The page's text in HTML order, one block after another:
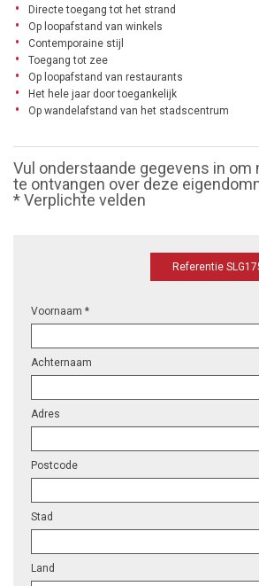
Directe toegang tot het strand
Op loopafstand van winkels
Contemporaine stijl
Toegang tot zee
Op loopafstand van restaurants
Het hele jaar door toegankelijk
Op wandelafstand van het stadscentrum
Vul onderstaande gegevens in
te ontvangen over deze
* Verplichte velden
Referentie
Voornaam *
Achternaam
Adres
Postcode
Stad
Land